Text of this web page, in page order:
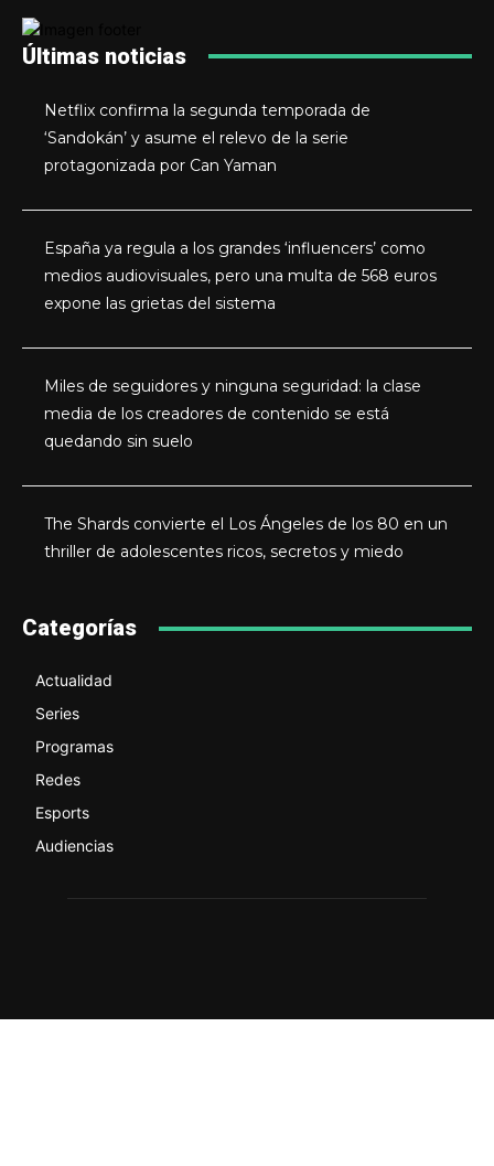
Últimas noticias
Netflix confirma la segunda temporada de
‘Sandokán’ y asume el relevo de la serie
protagonizada por Can Yaman
España ya regula a los grandes ‘influencers’ como
medios audiovisuales, pero una multa de 568 euros
expone las grietas del sistema
Miles de seguidores y ninguna seguridad: la clase
media de los creadores de contenido se está
quedando sin suelo
The Shards convierte el Los Ángeles de los 80 en un
thriller de adolescentes ricos, secretos y miedo
Categorías
Actualidad
Series
Programas
Redes
Esports
Audiencias